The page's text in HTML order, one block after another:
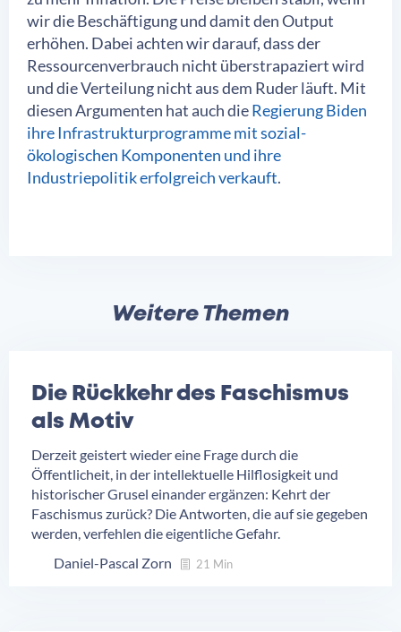
wir die Beschäftigung und damit den Output
erhöhen. Dabei achten wir darauf, dass der
Ressourcenverbrauch nicht überstrapaziert wird
und die Verteilung nicht aus dem Ruder läuft. Mit
diesen Argumenten hat auch dieRegierung Biden
ihre Infrastrukturprogramme mit sozial-
ökologischen Komponenten und ihre
Industriepolitik erfolgreich verkauft.
Weitere Themen
Die Rückkehr des Faschismus
als Motiv
Derzeit geistert wieder eine Frage durch die
Öffentlicheit, in der intellektuelle Hilflosigkeit und
historischer Grusel einander ergänzen: Kehrt der
Faschismus zurück? Die Antworten, die auf sie gegeben
werden, verfehlen die eigentliche Gefahr.
Daniel-Pascal Zorn
21 Min